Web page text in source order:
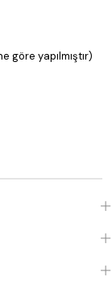
göre yapılmıştır)